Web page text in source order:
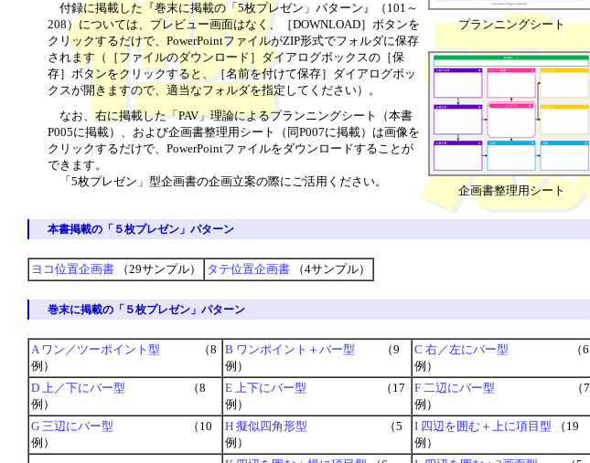
付録に掲載した『巻末に掲載の「5枚プレゼン」パターン』（101～
208）については、プレビュー画面はなく、［DOWNLOAD］ボタンを
クリックするだけで、PowerPointファイルがZIP形式でフォルダに保存
されます（［ファイルのダウンロード］ダイアログボックスの［保
存］ボタンをクリックすると、［名前を付けて保存］ダイアログボッ
クスが開きますので、適当なフォルダを指定してください）。
なお、右に掲載した「PAV」理論によるプランニングシート（本書
P005に掲載）、および企画書整理用シート（同P007に掲載）は画像を
クリックするだけで、PowerPointファイルをダウンロードすることが
できます。
「5枚プレゼン」型企画書の企画立案の際にご活用ください。
プランニングシート
企画書整理用シート
本書掲載の「５枚プレゼン」パターン
ヨコ位置企画書 （29サンプル） タテ位置企画書 （4サンプル）
巻末に掲載の「５枚プレゼン」パターン
A ワン／ツーポイント型 （8
例）
B ワンポイント＋バー型 （9
例）
C 右／左にバー型 （6
例）
D 上／下にバー型 （8
例）
E 上下にバー型 （17
例）
F 二辺にバー型 （7
例）
G 三辺にバー型 （10
例）
H 擬似四角形型 （5
例）
I 四辺を囲む＋上に項目型 （19
例）